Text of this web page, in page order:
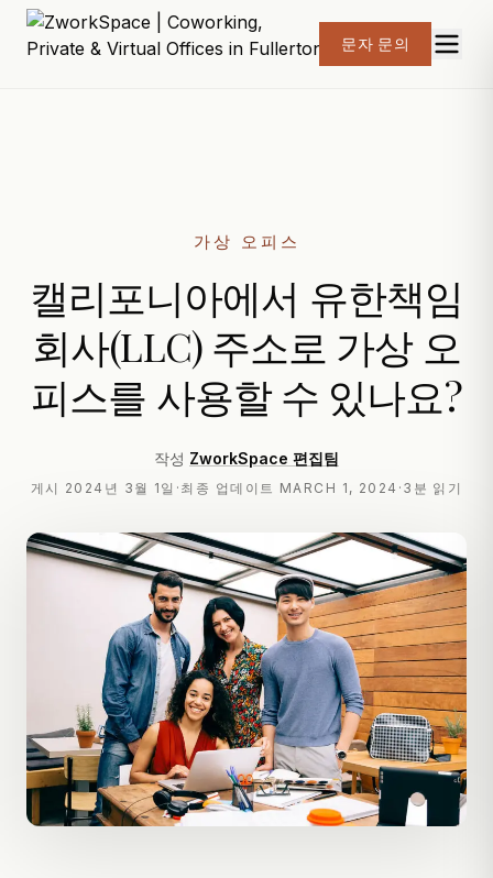
문자 문의
가상 오피스
캘리포니아에서 유한책임
회사(LLC) 주소로 가상 오
피스를 사용할 수 있나요?
작성 ZworkSpace 편집팀
게시 2024년 3월 1일 · 최종 업데이트 MARCH 1, 2024 · 3분 읽기